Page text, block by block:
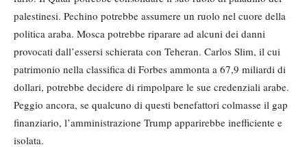
palestinesi. Pechino potrebbe assumere un ruolo nel cuore della
politica araba. Mosca potrebbe riparare ad alcuni dei danni
provocati dall’essersi schierata con Teheran. Carlos Slim, il cui
patrimonio nella classifica di Forbes ammonta a 67,9 miliardi di
dollari, potrebbe decidere di rimpolpare le sue credenziali arabe.
Peggio ancora, se qualcuno di questi benefattori colmasse il gap
finanziario, l’amministrazione Trump apparirebbe inefficiente e
isolata.